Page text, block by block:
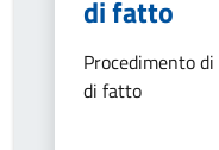
di fatto
Procedimento
di fatto